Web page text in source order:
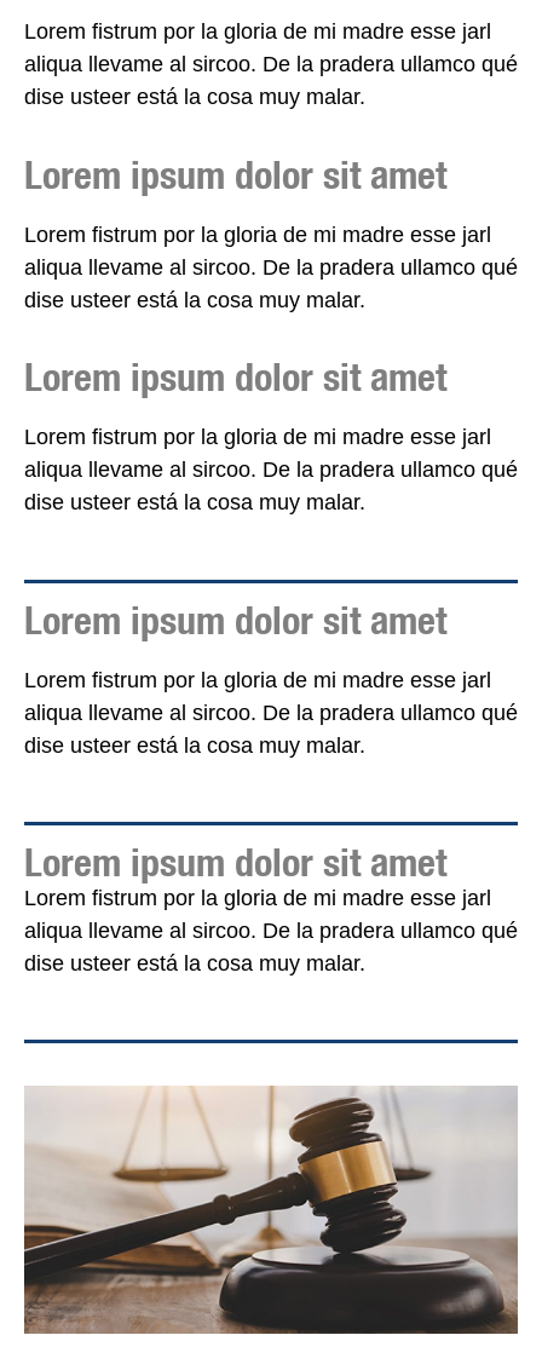
Lorem fistrum por la gloria de mi madre esse jarl
aliqua llevame al sircoo. De la pradera ullamco qué
dise usteer está la cosa muy malar.
Lorem ipsum dolor sit amet
Lorem fistrum por la gloria de mi madre esse jarl
aliqua llevame al sircoo. De la pradera ullamco qué
dise usteer está la cosa muy malar.
Lorem ipsum dolor sit amet
Lorem fistrum por la gloria de mi madre esse jarl
aliqua llevame al sircoo. De la pradera ullamco qué
dise usteer está la cosa muy malar.
Lorem ipsum dolor sit amet
Lorem fistrum por la gloria de mi madre esse jarl
aliqua llevame al sircoo. De la pradera ullamco qué
dise usteer está la cosa muy malar.
Lorem ipsum dolor sit amet
Lorem fistrum por la gloria de mi madre esse jarl
aliqua llevame al sircoo. De la pradera ullamco qué
dise usteer está la cosa muy malar.